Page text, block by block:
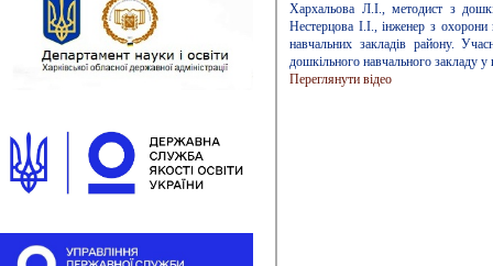
Хархальова Л.І., методист з
Нестерцова І.І., інженер з
навчальних закладів району.
дошкільного навчального закладу у
Переглянути відео